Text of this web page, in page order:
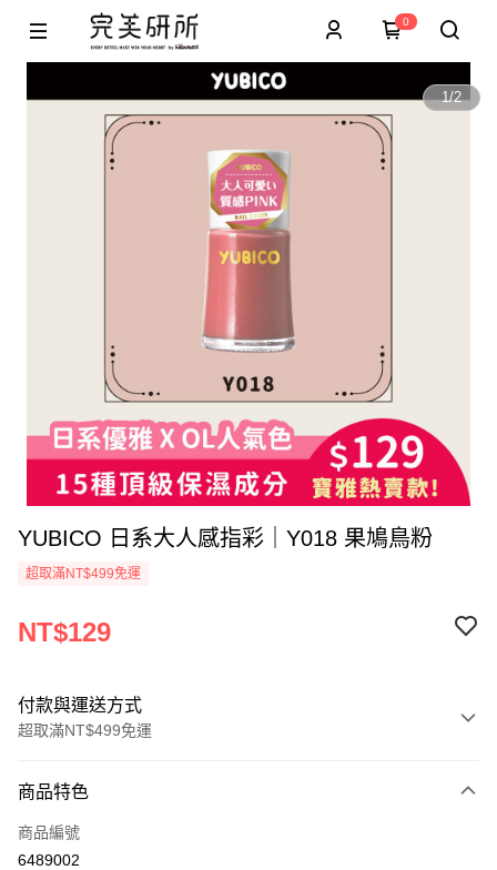
0
1/2
YUBICO 日系大人感指彩｜Y018 果鳩鳥粉
超取滿NT$499免運
NT$129
付款與運送方式
超取滿NT$499免運
信用卡一次付款
超商取貨付款
商品特色
商品編號
6489002